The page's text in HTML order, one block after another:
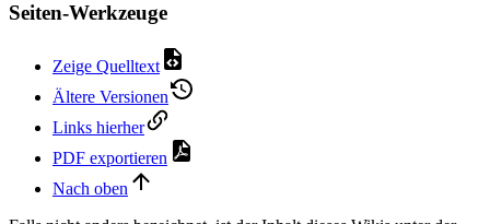
Seiten-Werkzeuge
Zeige Quelltext
Ältere Versionen
Links hierher
PDF exportieren
Nach oben